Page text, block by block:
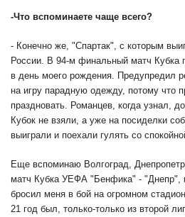
-Что вспоминаете чаще всего?
- Конечно же, "Спартак", с которым
России. В 94-м финальный матч Кубка
в день моего рождения. Предупредил
на игру парадную одежду, потому что
праздновать. Романцев, когда узнал,
Кубок не взяли, а уже на посиделки
выиграли и поехали гулять со
Еще вспоминаю Волгоград,
матч Кубка УЕФА "Бенфика" - "Днепр",
бросил меня в бой на огромном
21 год был, только-только из второй